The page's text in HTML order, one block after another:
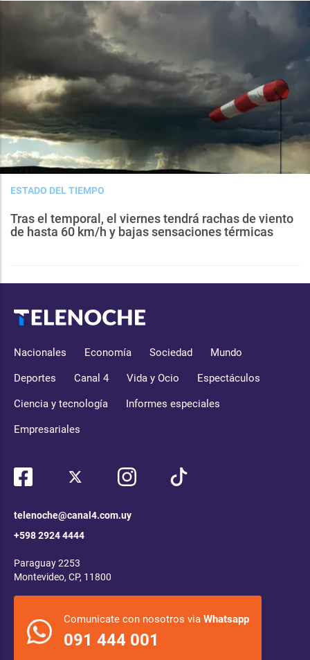
ESTADO DEL TIEMPO
Tras el temporal, el viernes tendrá rachas de viento
de hasta 60 km/h y bajas sensaciones térmicas
Nacionales Economía Sociedad Mundo
Deportes Canal 4 Vida y Ocio Espectáculos
Ciencia y tecnología Informes especiales
Empresariales
telenoche@canal4.com.uy
+598 2924 4444
Paraguay 2253
Montevideo, CP, 11800
Comunicate con nosotros via Whatsapp
091 444 001